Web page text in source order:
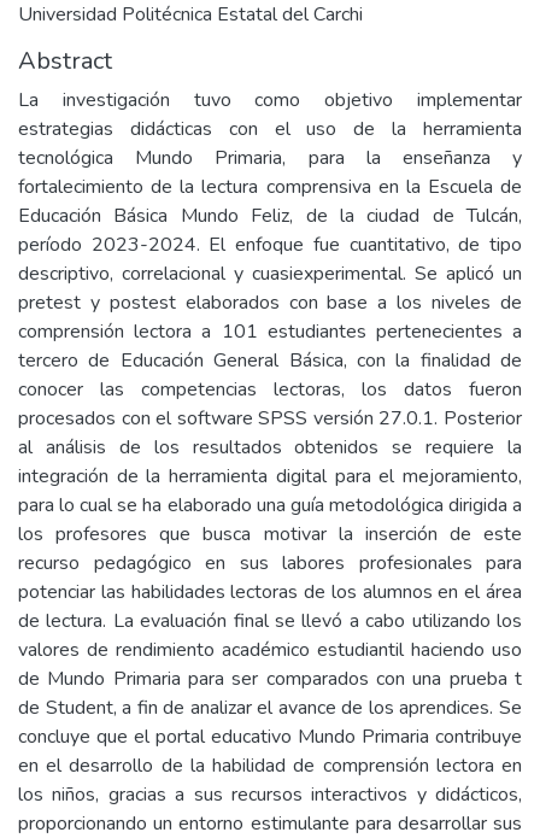
Universidad Politécnica Estatal del Carchi
Abstract
La investigación tuvo como objetivo implementar
estrategias didácticas con el uso de la herramienta
tecnológica Mundo Primaria, para la enseñanza y
fortalecimiento de la lectura comprensiva en la Escuela de
Educación Básica Mundo Feliz, de la ciudad de Tulcán,
período 2023-2024. El enfoque fue cuantitativo, de tipo
descriptivo, correlacional y cuasiexperimental. Se aplicó un
pretest y postest elaborados con base a los niveles de
comprensión lectora a 101 estudiantes pertenecientes a
tercero de Educación General Básica, con la finalidad de
conocer las competencias lectoras, los datos fueron
procesados con el software SPSS versión 27.0.1. Posterior
al análisis de los resultados obtenidos se requiere la
integración de la herramienta digital para el mejoramiento,
para lo cual se ha elaborado una guía metodológica dirigida a
los profesores que busca motivar la inserción de este
recurso pedagógico en sus labores profesionales para
potenciar las habilidades lectoras de los alumnos en el área
de lectura. La evaluación final se llevó a cabo utilizando los
valores de rendimiento académico estudiantil haciendo uso
de Mundo Primaria para ser comparados con una prueba t
de Student, a fin de analizar el avance de los aprendices. Se
concluye que el portal educativo Mundo Primaria contribuye
en el desarrollo de la habilidad de comprensión lectora en
los niños, gracias a sus recursos interactivos y didácticos,
proporcionando un entorno estimulante para desarrollar sus